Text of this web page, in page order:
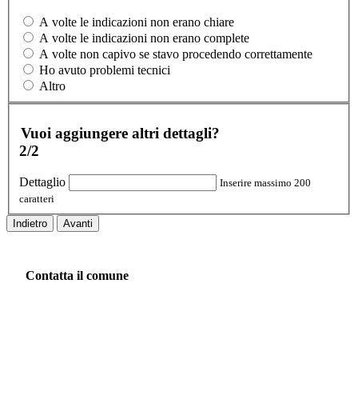
A volte le indicazioni non erano chiare
A volte le indicazioni non erano complete
A volte non capivo se stavo procedendo correttamente
Ho avuto problemi tecnici
Altro
Vuoi aggiungere altri dettagli?
2/2
Dettaglio
Inserire massimo 200
caratteri
Indietro Avanti
Contatta il comune